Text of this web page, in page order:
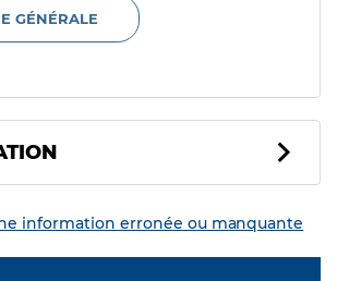
GÉNÉRALE
information erronée ou manquante